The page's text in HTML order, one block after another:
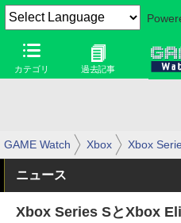
カテゴリ 過去記事
GAME Watch Xbox Xbox
ニュース
Xbox Series SとXbox